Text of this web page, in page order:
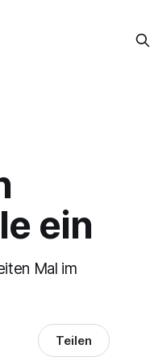
ein
Mal im
Teilen